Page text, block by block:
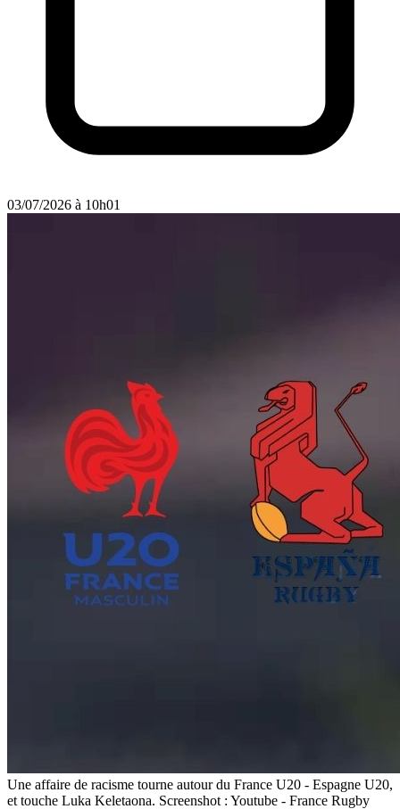
03/07/2026 à 10h01
Une affaire de racisme tourne autour du France U20 - Espagne U20,
et touche Luka Keletaona. Screenshot : Youtube - France Rugby